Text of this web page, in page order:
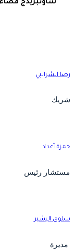
ساوثبريدج
الشرايبي
أعداد
رئيس
البشير